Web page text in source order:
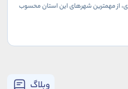
از مهمترین شهرهای این استان محسوب
دارد.
وبلاگ